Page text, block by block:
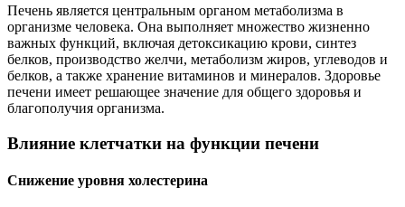
Печень является центральным органом метаболизма в
организме человека. Она выполняет множество жизненно
важных функций, включая детоксикацию крови, синтез
белков, производство желчи, метаболизм жиров, углеводов и
белков, а также хранение витаминов и минералов. Здоровье
печени имеет решающее значение для общего здоровья и
благополучия организма.
Влияние клетчатки на функции печени
Снижение уровня холестерина